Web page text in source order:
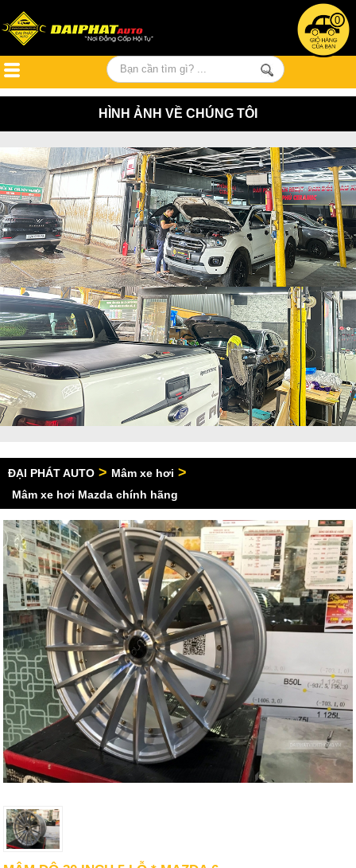
0
HÌNH ẢNH VỀ CHÚNG TÔI
ĐẠI PHÁT AUTO > Mâm xe hơi >
Mâm xe hơi Mazda chính hãng